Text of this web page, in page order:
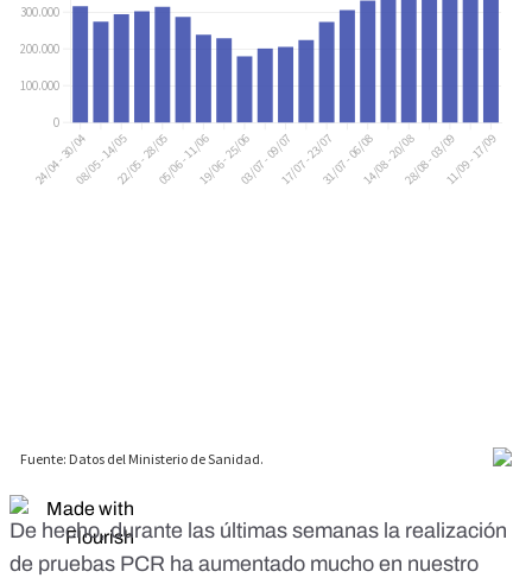
De hecho, durante las últimas semanas la realización
de pruebas PCR ha aumentado mucho en nuestro